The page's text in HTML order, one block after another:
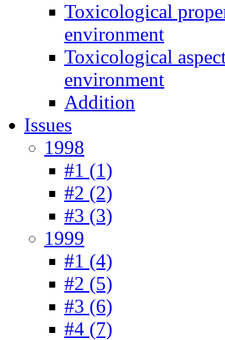
Toxicological
environment
Toxicological
environment
Addition
Issues
1998
#1 (1)
#2 (2)
#3 (3)
1999
#1 (4)
#2 (5)
#3 (6)
#4 (7)